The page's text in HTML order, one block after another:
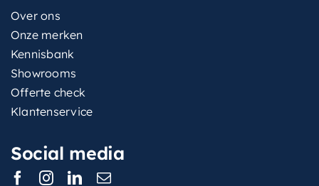
Over ons
Onze merken
Kennisbank
Showrooms
Offerte check
Klantenservice
Social media